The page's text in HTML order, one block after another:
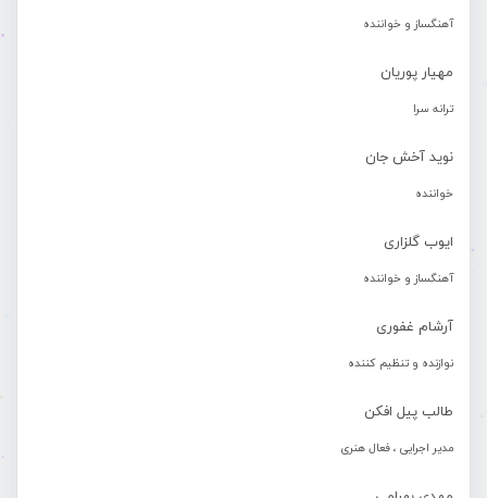
آهنگساز و خواننده
مهیار پوریان
ترانه سرا
نوید آخش جان
خواننده
ایوب گلزاری
آهنگساز و خواننده
آرشام غفوری
نوازنده و تنظیم کننده
طالب پیل افکن
مدیر اجرایی ، فعال هنری